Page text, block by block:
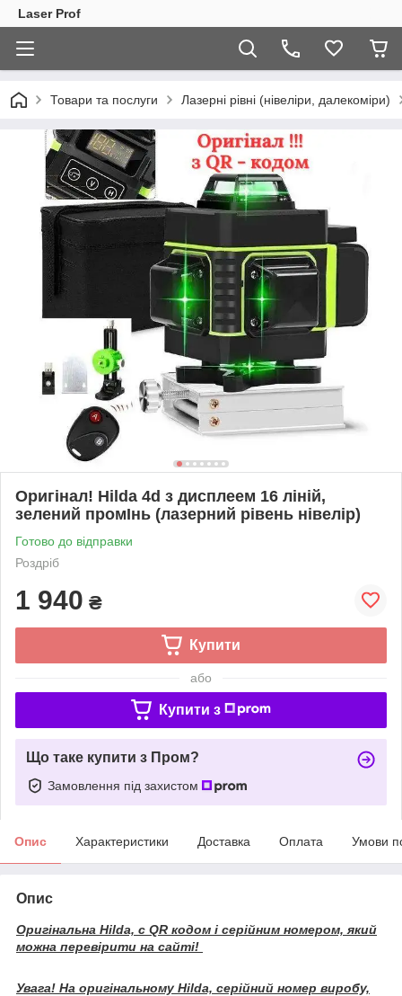
Laser Prof
Товари та послуги Лазерні рівні (нівеліри, далекоміри)
Оригінал! Hilda 4d з дисплеем 16 ліній,
зелений промІнь (лазерний рівень нівелір)
Готово до відправки
Роздріб
1 940 ₴
Купити
або
Купити з
Що таке купити з Пром?
Замовлення під захистом
Опис Характеристики Доставка Оплата Умови
Опис
Оригінальна Hilda, c QR кодом і серійним номером, який
можна перевірити на сайті!
Увага! На оригінальному Hilda, серійний номер виробу,